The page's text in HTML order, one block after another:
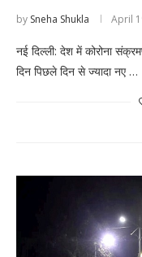
by Sneha Shukla April
नई दिल्ली: देश में कोरोना
दिन पिछले दिन से ज्यादा नए …